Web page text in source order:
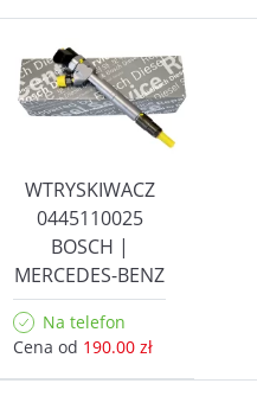
WTRYSKIWACZ
0445110025
BOSCH |
MERCEDES-BENZ
Na telefon
Cena od 190.00 zł